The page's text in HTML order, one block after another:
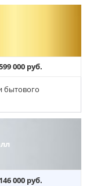
000 руб.
бытового
146 000 руб.